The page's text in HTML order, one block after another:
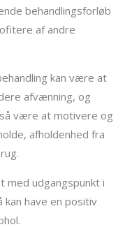
behandlingsforløb
af andre
kan være at
afvænning, og
være at motivere og
afholdenhed fra
med udgangspunkt i
kan have en positiv